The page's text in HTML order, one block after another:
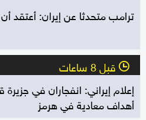
ترامب متحدثا عن إيران: أعتقد
l قبل 8 ساعات
إعلام إيراني: انفجاران في
أهداف معادية في هرمز